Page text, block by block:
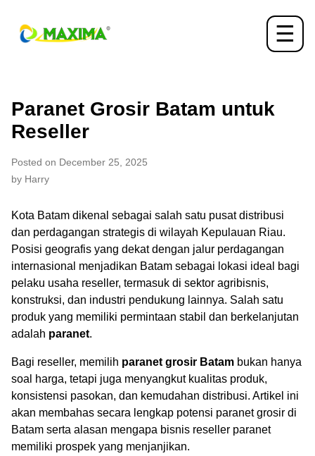
☰
Paranet Grosir Batam untuk
Reseller
Posted on December 25, 2025
by Harry
Kota Batam dikenal sebagai salah satu pusat distribusi
dan perdagangan strategis di wilayah Kepulauan Riau.
Posisi geografis yang dekat dengan jalur perdagangan
internasional menjadikan Batam sebagai lokasi ideal bagi
pelaku usaha reseller, termasuk di sektor agribisnis,
konstruksi, dan industri pendukung lainnya. Salah satu
produk yang memiliki permintaan stabil dan berkelanjutan
adalah paranet.
Bagi reseller, memilih paranet grosir Batam bukan hanya
soal harga, tetapi juga menyangkut kualitas produk,
konsistensi pasokan, dan kemudahan distribusi. Artikel ini
akan membahas secara lengkap potensi paranet grosir di
Batam serta alasan mengapa bisnis reseller paranet
memiliki prospek yang menjanjikan.